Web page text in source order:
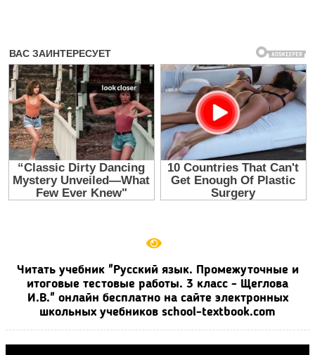
Читать учебник "Русский язык. Промежуточные и
итоговые тестовые работы. 3 класс - Щеглова
И.В." онлайн бесплатно на сайте электронных
школьных учебников school-textbook.com